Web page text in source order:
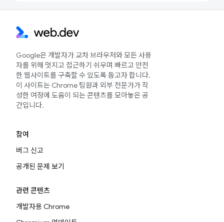
Google은 개발자가 교차 브라우저와 모든 사용
자를 위해 멋지고 접근하기 쉬우며 빠르고 안전
한 웹사이트를 구축할 수 있도록 돕고자 합니다.
이 사이트는 Chrome 팀원과 외부 전문가가 작
성한 여정에 도움이 되는 콘텐츠를 모아놓은 공
간입니다.
참여
버그 신고
공개된 문제 보기
관련 콘텐츠
개발자용 Chrome